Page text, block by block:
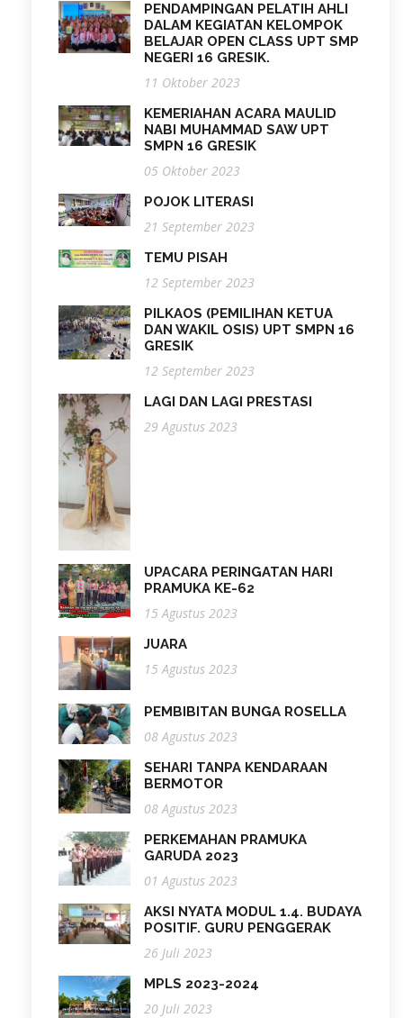
PENDAMPINGAN PELATIH AHLI
DALAM KEGIATAN KELOMPOK
BELAJAR OPEN CLASS UPT SMP
NEGERI 16 GRESIK.
11 Oktober 2023
KEMERIAHAN ACARA MAULID
NABI MUHAMMAD SAW UPT
SMPN 16 GRESIK
05 Oktober 2023
POJOK LITERASI
21 September 2023
TEMU PISAH
12 September 2023
PILKAOS (PEMILIHAN KETUA
DAN WAKIL OSIS) UPT SMPN 16
GRESIK
12 September 2023
LAGI DAN LAGI PRESTASI
29 Agustus 2023
UPACARA PERINGATAN HARI
PRAMUKA KE-62
15 Agustus 2023
JUARA
15 Agustus 2023
PEMBIBITAN BUNGA ROSELLA
08 Agustus 2023
SEHARI TANPA KENDARAAN
BERMOTOR
08 Agustus 2023
PERKEMAHAN PRAMUKA
GARUDA 2023
01 Agustus 2023
AKSI NYATA MODUL 1.4. BUDAYA
POSITIF. GURU PENGGERAK
26 Juli 2023
MPLS 2023-2024
20 Juli 2023